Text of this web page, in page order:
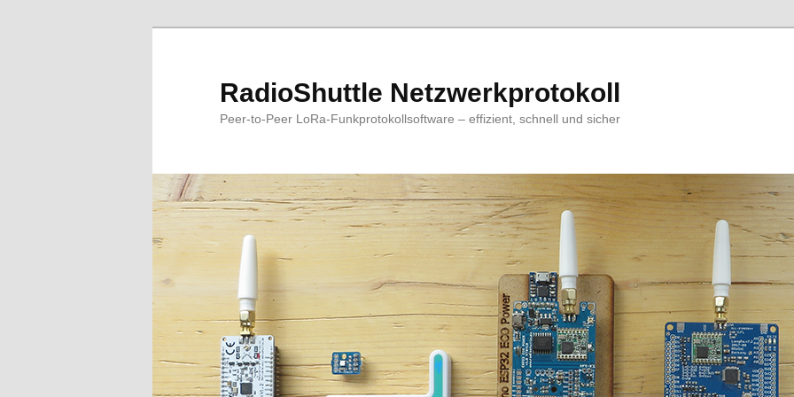
RadioShuttle Netzwerkprotokoll
Peer-to-Peer LoRa-Funkprotokollsoftware – effizient, schnell und sicher